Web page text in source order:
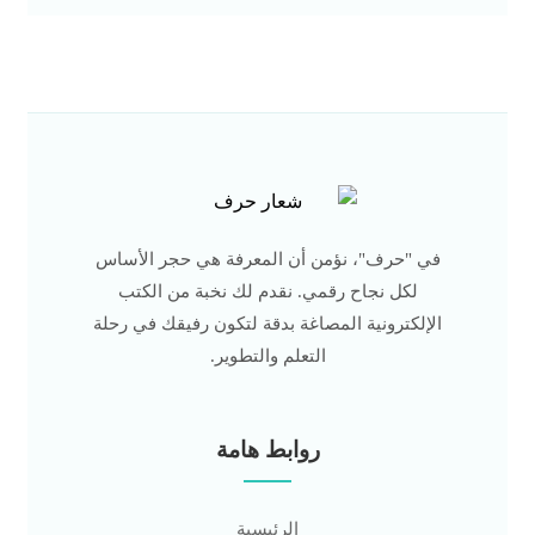
في "حرف"، نؤمن أن المعرفة هي حجر الأساس
لكل نجاح رقمي. نقدم لك نخبة من الكتب
الإلكترونية المصاغة بدقة لتكون رفيقك في رحلة
التعلم والتطوير.
روابط هامة